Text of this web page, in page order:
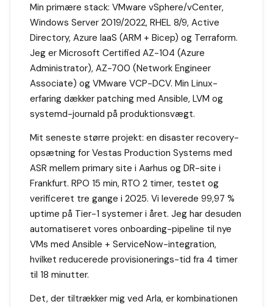
Min primære stack: VMware vSphere/vCenter,
Windows Server 2019/2022, RHEL 8/9, Active
Directory, Azure IaaS (ARM + Bicep) og Terraform.
Jeg er Microsoft Certified AZ-104 (Azure
Administrator), AZ-700 (Network Engineer
Associate) og VMware VCP-DCV. Min Linux-
erfaring dækker patching med Ansible, LVM og
systemd-journald på produktionsvægt.
Mit seneste større projekt: en disaster recovery-
opsætning for Vestas Production Systems med
ASR mellem primary site i Aarhus og DR-site i
Frankfurt. RPO 15 min, RTO 2 timer, testet og
verificeret tre gange i 2025. Vi leverede 99,97 %
uptime på Tier-1 systemer i året. Jeg har desuden
automatiseret vores onboarding-pipeline til nye
VMs med Ansible + ServiceNow-integration,
hvilket reducerede provisionerings-tid fra 4 timer
til 18 minutter.
Det, der tiltrækker mig ved Arla, er kombinationen